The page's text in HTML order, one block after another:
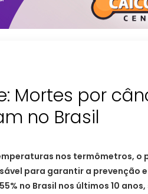
Mortes por
no Brasil
nos termômetros, o
para garantir a prevenção
no Brasil nos últimos 10